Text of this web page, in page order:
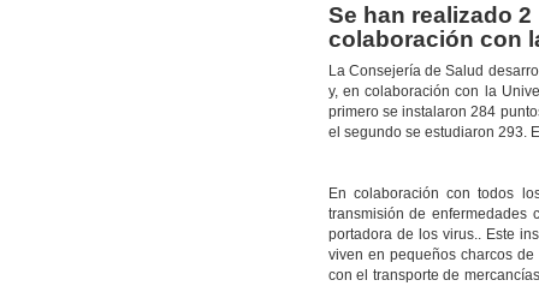
Se han realizado
colaboración con
La Consejería de Salud
y, en colaboración con la
primero se instalaron 284
el segundo se estudiaron 293.
En colaboración con todos
transmisión de
portadora de los virus.. Este
viven en pequeños charcos
con el transporte de